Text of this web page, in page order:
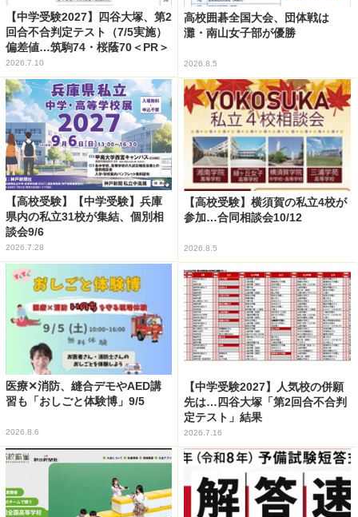
【中学受験2027】四谷大塚、第2
回合不合判定テスト（7/5実施）
偏差値…筑駒74・桜蔭70＜PR＞
2026.7.10
高校囲碁全国大会、団体戦は
灘・南山女子部が優勝
2026.8.5
【高校受験】【中学受験】兵庫
県内の私立31校が集結、個別相
談会9/6
2026.7.28
【高校受験】横須賀の私立4校が
参加…合同相談会10/12
2026.8.5
医療✕消防、縫合デモやAED講
習も「おしごと体験博」9/5
2026.8.6
【中学受験2027】人気校の併願
先は…四谷大塚「第2回合不合判
定テスト」結果
2026.7.16